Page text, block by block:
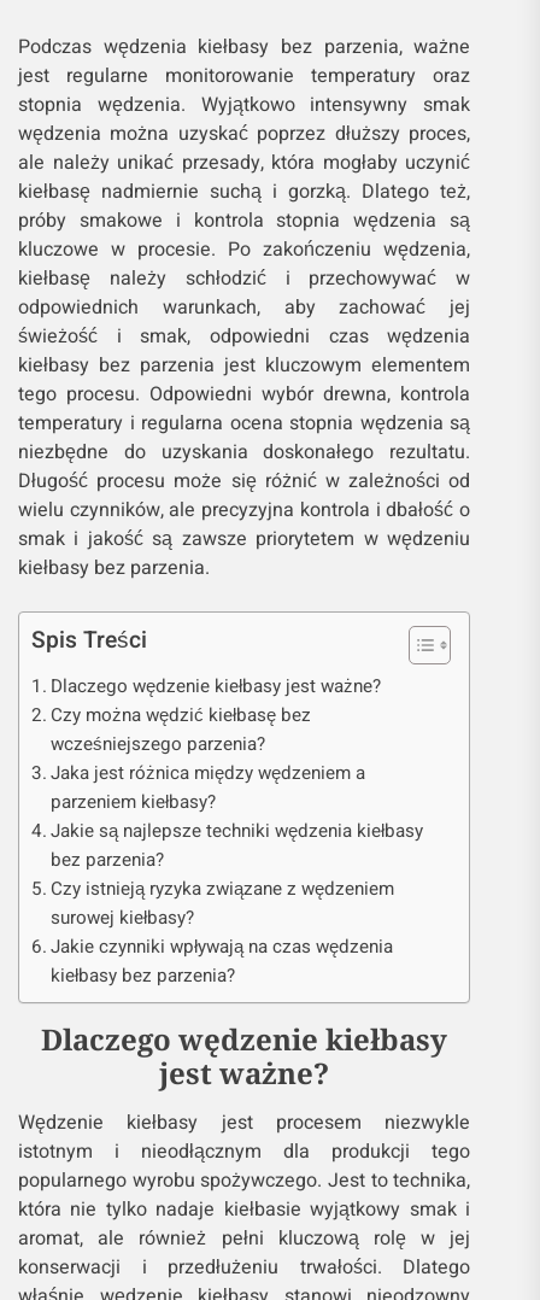
Podczas wędzenia kiełbasy bez parzenia, ważne
jest regularne monitorowanie temperatury oraz
stopnia wędzenia. Wyjątkowo intensywny smak
wędzenia można uzyskać poprzez dłuższy proces,
ale należy unikać przesady, która mogłaby uczynić
kiełbasę nadmiernie suchą i gorzką. Dlatego też,
próby smakowe i kontrola stopnia wędzenia są
kluczowe w procesie. Po zakończeniu wędzenia,
kiełbasę należy schłodzić i przechowywać w
odpowiednich warunkach, aby zachować jej
świeżość i smak, odpowiedni czas wędzenia
kiełbasy bez parzenia jest kluczowym elementem
tego procesu. Odpowiedni wybór drewna, kontrola
temperatury i regularna ocena stopnia wędzenia są
niezbędne do uzyskania doskonałego rezultatu.
Długość procesu może się różnić w zależności od
wielu czynników, ale precyzyjna kontrola i dbałość o
smak i jakość są zawsze priorytetem w wędzeniu
kiełbasy bez parzenia.
Spis Treści
Dlaczego wędzenie kiełbasy jest ważne?
Czy można wędzić kiełbasę bez
wcześniejszego parzenia?
Jaka jest różnica między wędzeniem a
parzeniem kiełbasy?
Jakie są najlepsze techniki wędzenia kiełbasy
bez parzenia?
Czy istnieją ryzyka związane z wędzeniem
surowej kiełbasy?
Jakie czynniki wpływają na czas wędzenia
kiełbasy bez parzenia?
Dlaczego wędzenie kiełbasy
jest ważne?
Wędzenie kiełbasy jest procesem niezwykle
istotnym i nieodłącznym dla produkcji tego
popularnego wyrobu spożywczego. Jest to technika,
która nie tylko nadaje kiełbasie wyjątkowy smak i
aromat, ale również pełni kluczową rolę w jej
konserwacji i przedłużeniu trwałości. Dlatego